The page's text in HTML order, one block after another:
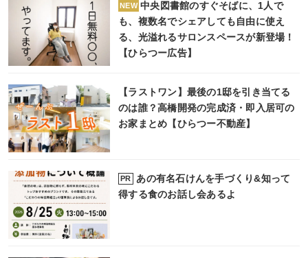
NEW 中央図書館のすぐそばに、1人で
も、複数名でシェアしても自由に使え
る、光溢れるサロンスペースが新登場！
【ひらつー広告】
【ラストワン】最後の1邸を引き当てる
のは誰？高橋開発の完成済・即入居可の
お家まとめ【ひらつー不動産】
PR
あの有名石けんを手づくり&知って
得する食のお話し会あるよ